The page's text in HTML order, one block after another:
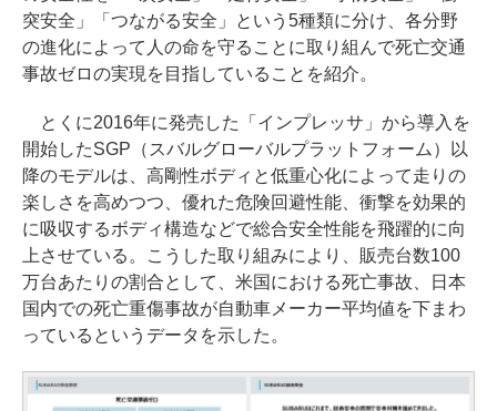
突安全」「つながる安全」という5種類に分け、各分野
の進化によって人の命を守ることに取り組んで死亡交通
事故ゼロの実現を目指していることを紹介。
とくに2016年に発売した「インプレッサ」から導入を
開始したSGP（スバルグローバルプラットフォーム）以
降のモデルは、高剛性ボディと低重心化によって走りの
楽しさを高めつつ、優れた危険回避性能、衝撃を効果的
に吸収するボディ構造などで総合安全性能を飛躍的に向
上させている。こうした取り組みにより、販売台数100
万台あたりの割合として、米国における死亡事故、日本
国内での死亡重傷事故が自動車メーカー平均値を下まわ
っているというデータを示した。